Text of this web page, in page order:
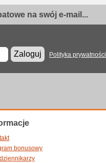
na swój e-mail...
Zaloguj
Polityka prywatności
bonusowy